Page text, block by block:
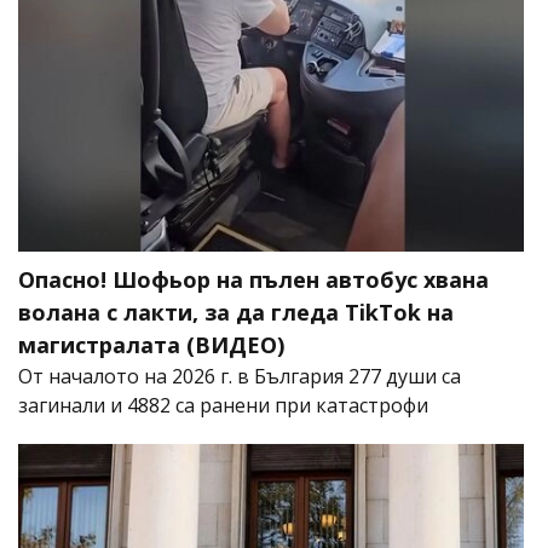
Опасно! Шофьор на пълен автобус хвана
волана с лакти, за да гледа TikTok на
магистралата (ВИДЕО)
От началото на 2026 г. в България 277 души са
загинали и 4882 са ранени при катастрофи